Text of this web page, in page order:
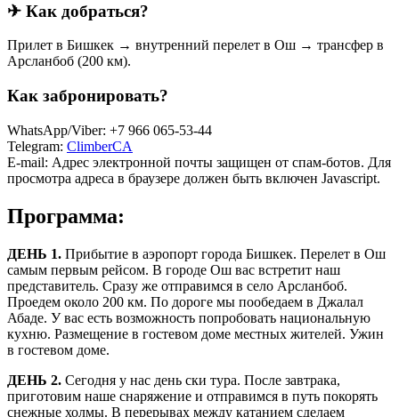
✈ Как добраться?
Прилет в Бишкек → внутренний перелет в Ош → трансфер в
Арсланбоб (200 км).
Как забронировать?
WhatsApp/Viber: +7 966 065-53-44
Telegram: ClimberCA
E-mail: Адрес электронной почты защищен от спам-ботов. Для
просмотра адреса в браузере должен быть включен Javascript.
Программа:
ДЕНЬ 1. Прибытие в аэропорт города Бишкек. Перелет в Ош
самым первым рейсом. В городе Ош вас встретит наш
представитель. Сразу же отправимся в село Арсланбоб.
Проедем около 200 км. По дороге мы пообедаем в Джалал
Абаде. У вас есть возможность попробовать национальную
кухню. Размещение в гостевом доме местных жителей. Ужин
в гостевом доме.
ДЕНЬ 2. Сегодня у нас день ски тура. После завтрака,
приготовим наше снаряжение и отправимся в путь покорять
снежные холмы. В перерывах между катанием сделаем